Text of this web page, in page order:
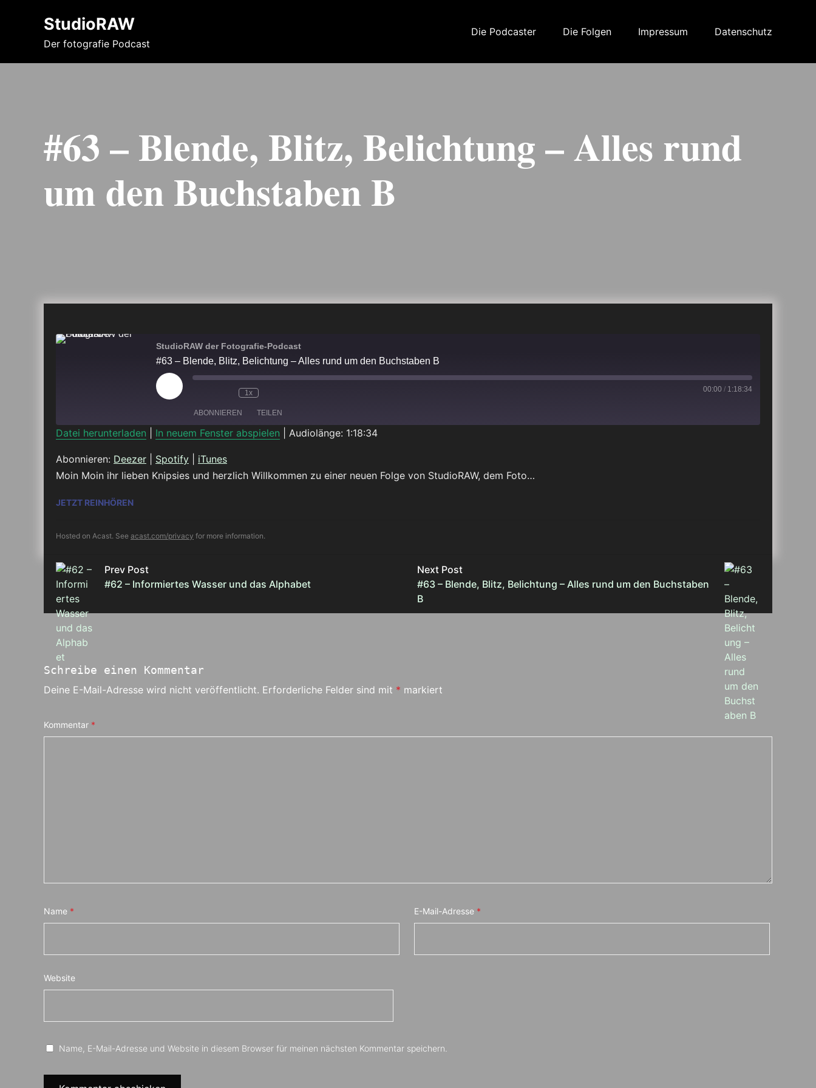
StudioRAW
Der fotografie Podcast
Die Podcaster Die Folgen Impressum Datenschutz
#63 – Blende, Blitz, Belichtung – Alles rund
um den Buchstaben B
StudioRAW der Fotografie-Podcast
#63 – Blende, Blitz, Belichtung – Alles rund um den Buchstaben B
Play
Episode
1x 00:00 / 1:18:34
ABONNIEREN TEILEN
RSS FEED
LINK
EMBED
Datei herunterladen In neuem Fenster abspielen Audiolänge: 1:18:34
Abonnieren: Deezer Spotify
iTunes
Moin Moin ihr lieben Knipsies und herzlich Willkommen zu einer neuen Folge von StudioRAW, dem Foto…
JETZT REINHÖREN#63 – BLENDE, BLITZ, BELICHTUNG – ALLES RUND UM DEN BUCHSTABEN B
Hosted on Acast. See acast.com/privacy for more information.
Prev Post
#62 – Informiertes Wasser und das Alphabet
Next Post
#63 – Blende, Blitz, Belichtung – Alles rund um den Buchstaben
B
Schreibe einen Kommentar
Deine E-Mail-Adresse wird nicht veröffentlicht. Erforderliche Felder sind mit * markiert
Kommentar *
Name * E-Mail-Adresse *
Website
Name, E-Mail-Adresse und Website in diesem Browser für meinen nächsten Kommentar speichern.